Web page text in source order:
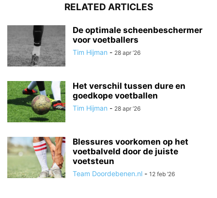
RELATED ARTICLES
De optimale scheenbeschermer
voor voetballers
Tim Hijman - 28 apr ’26
Het verschil tussen dure en
goedkope voetballen
Tim Hijman - 28 apr ’26
Blessures voorkomen op het
voetbalveld door de juiste
voetsteun
Team Doordebenen.nl - 12 feb ’26